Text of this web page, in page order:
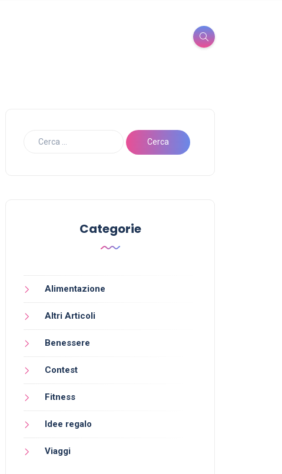
Categorie
Alimentazione
Altri Articoli
Benessere
Contest
Fitness
Idee regalo
Viaggi